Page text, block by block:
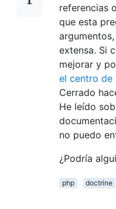
referencias
que esta
extensa. Si
mejorar y
el centro de
Cerrado
He leído
no puedo
¿Podría
php doctrine